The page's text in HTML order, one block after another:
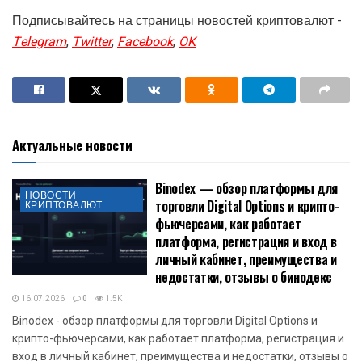
Подписывайтесь на страницы новостей криптовалют -
Telegram,Twitter,Facebook,OK
Актуальные новости
НОВОСТИ
КРИПТОВАЛЮТ
Binodex — обзор платформы для
торговли Digital Options и крипто-
фьючерсами, как работает
платформа, регистрация и вход в
личный кабинет, преимущества и
недостатки, отзывы о бинодекс
16.07.2026 0 1.5K
Binodex - обзор платформы для торговли Digital Options и
крипто-фьючерсами, как работает платформа, регистрация и
вход в личный кабинет, преимущества и недостатки, отзывы о